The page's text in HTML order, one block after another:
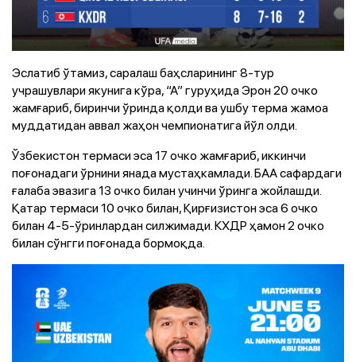
Эслатиб ўтамиз, саралаш баҳсларининг 8-тур
учрашувлари якунига кўра, “А” гуруҳида Эрон 20 очко
жамғариб, биринчи ўринда қолди ва ушбу терма жамоа
муддатидан аввал жаҳон чемпионатига йўл олди.
Ўзбекистон термаси эса 17 очко жамғариб, иккинчи
поғонадаги ўрнини янада мустаҳкамлади. БАА сафардаги
ғалаба эвазига 13 очко билан учинчи ўринга жойлашди.
Қатар термаси 10 очко билан, Қирғизистон эса 6 очко
билан 4-5-ўринлардан силжимади. КХДР ҳамон 2 очко
билан сўнгги поғонада бормоқда.